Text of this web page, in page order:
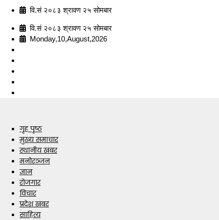
वि.सं २०८३ श्रावण २५ सोमबार
वि.सं २०८३ श्रावण २५ सोमबार
Monday,10,August,2026
गृह पृष्ठ
मुख्य समाचार
स्थानीय खबर
मनोरञ्जन
ज्ञान
रोजगार
विचार
प्रदेश खबर
साहित्य